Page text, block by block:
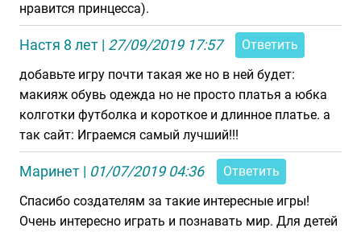
нравится принцесса).
Настя 8 лет | 27/09/2019 17:57
Ответить
добавьте игру почти такая же но в ней будет:
макияж обувь одежда но не просто платья а юбка
колготки футболка и короткое и длинное платье. а
так сайт: Играемся самый лучший!!!
Маринет | 01/07/2019 04:36
Ответить
Спасибо создателям за такие интересные игры!
Очень интересно играть и познавать мир. Для детей